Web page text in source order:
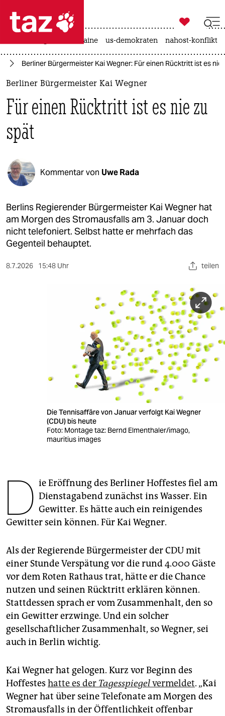
 taz zahl ich
taz zahl ich
politik
öko
gesellschaft
kultur
sport
berlin
nord
wahrheit
genossenschaft

taz zahl ich
krieg in der ukraine us-demokraten nahost-konflikt
Berliner Bürgermeister Kai Wegner: Für einen Rücktritt ist es nie
Berliner Bürgermeister Kai Wegner
Für einen Rücktritt ist es nie zu
spät
Kommentar von Uwe Rada
Berlins Regierender Bürgermeister Kai Wegner hat
am Morgen des Stromausfalls am 3. Januar doch
nicht telefoniert. Selbst hatte er mehrfach das
Gegenteil behauptet.
8.7.2026 15:48 Uhr teilen
Die Tennisaffäre von Januar verfolgt Kai Wegner
(CDU) bis heute
Foto: Montage taz: Bernd Elmenthaler/imago,
mauritius images
D ie Eröffnung des Berliner Hoffestes fiel am
Dienstagabend zunächst ins Wasser. Ein
Gewitter. Es hätte auch ein reinigendes
Gewitter sein können. Für Kai Wegner.
Als der Regierende Bürgermeister der CDU mit
einer Stunde Verspätung vor die rund 4.000 Gäste
vor dem Roten Rathaus trat, hätte er die Chance
nutzen und seinen Rücktritt erklären können.
Stattdessen sprach er vom Zusammenhalt, den so
ein Gewitter erzwinge. Und ein solcher
gesellschaftlicher Zusammenhalt, so Wegner, sei
auch in Berlin wichtig.
Kai Wegner hat gelogen. Kurz vor Beginn des
Hoffestes hatte es der Tagesspiegelvermeldet. „Kai
Wegner hat über seine Telefonate am Morgen des
Stromausfalls in der Öffentlichkeit offenbar